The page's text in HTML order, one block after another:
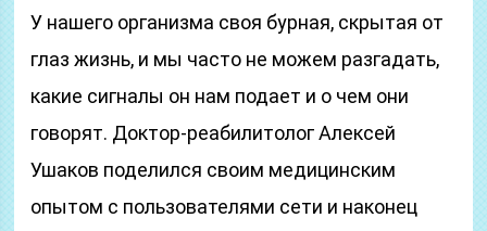
У нашего организма своя бурная, скрытая от
глаз жизнь, и мы часто не можем разгадать,
какие сигналы он нам подает и о чем они
говорят. Доктор-реабилитолог Алексей
Ушаков поделился своим медицинским
опытом с пользователями сети и наконец